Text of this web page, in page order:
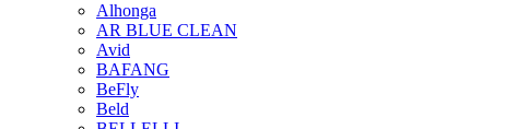
Alhonga
AR BLUE CLEAN
Avid
BAFANG
BeFly
Beld